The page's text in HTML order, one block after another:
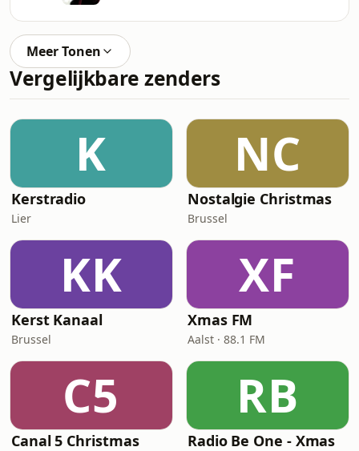
Meer Tonen
Vergelijkbare zenders
K
Kerstradio
Lier
NC
Nostalgie Christmas
Brussel
KK
Kerst Kanaal
Brussel
XF
Xmas FM
Aalst · 88.1 FM
C5
Canal 5 Christmas
RB
Radio Be One - Xmas